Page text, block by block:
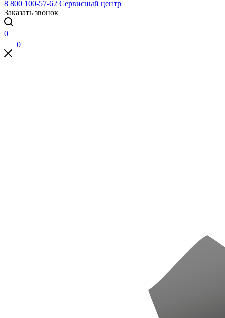
8 800 100-57-62 Сервисный центр
Заказать звонок
0
0